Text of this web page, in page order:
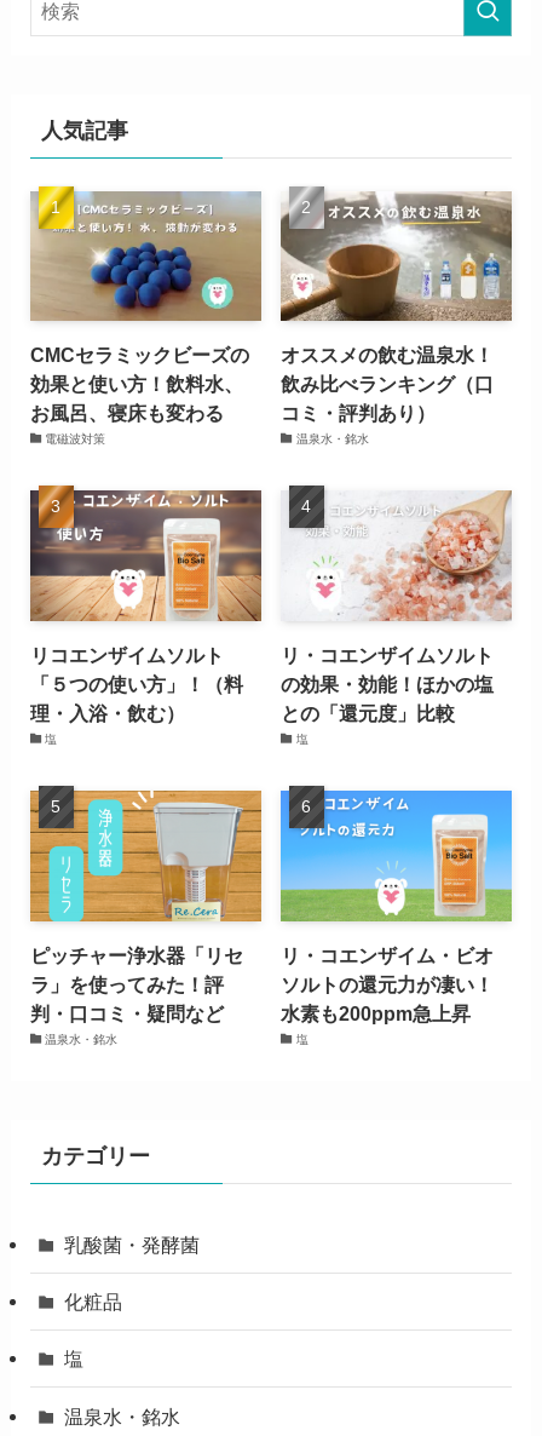
人気記事
CMCセラミックビーズの
効果と使い方！飲料水、
お風呂、寝床も変わる
電磁波対策
オススメの飲む温泉水！
飲み比べランキング（口
コミ・評判あり）
温泉水・銘水
リコエンザイムソルト
「５つの使い方」！（料
理・入浴・飲む）
塩
リ・コエンザイムソルト
の効果・効能！ほかの塩
との「還元度」比較
塩
ピッチャー浄水器「リセ
ラ」を使ってみた！評
判・口コミ・疑問など
温泉水・銘水
リ・コエンザイム・ビオ
ソルトの還元力が凄い！
水素も200ppm急上昇
塩
カテゴリー
乳酸菌・発酵菌
化粧品
塩
温泉水・銘水